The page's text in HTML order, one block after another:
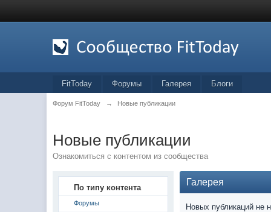
FitToday Форумы Галерея Блоги
Форум FitToday → Новые публикации
Новые публикации
Ознакомиться с контентом из сообщества
По типу контента
Форумы
Галерея
Новых публикаций не